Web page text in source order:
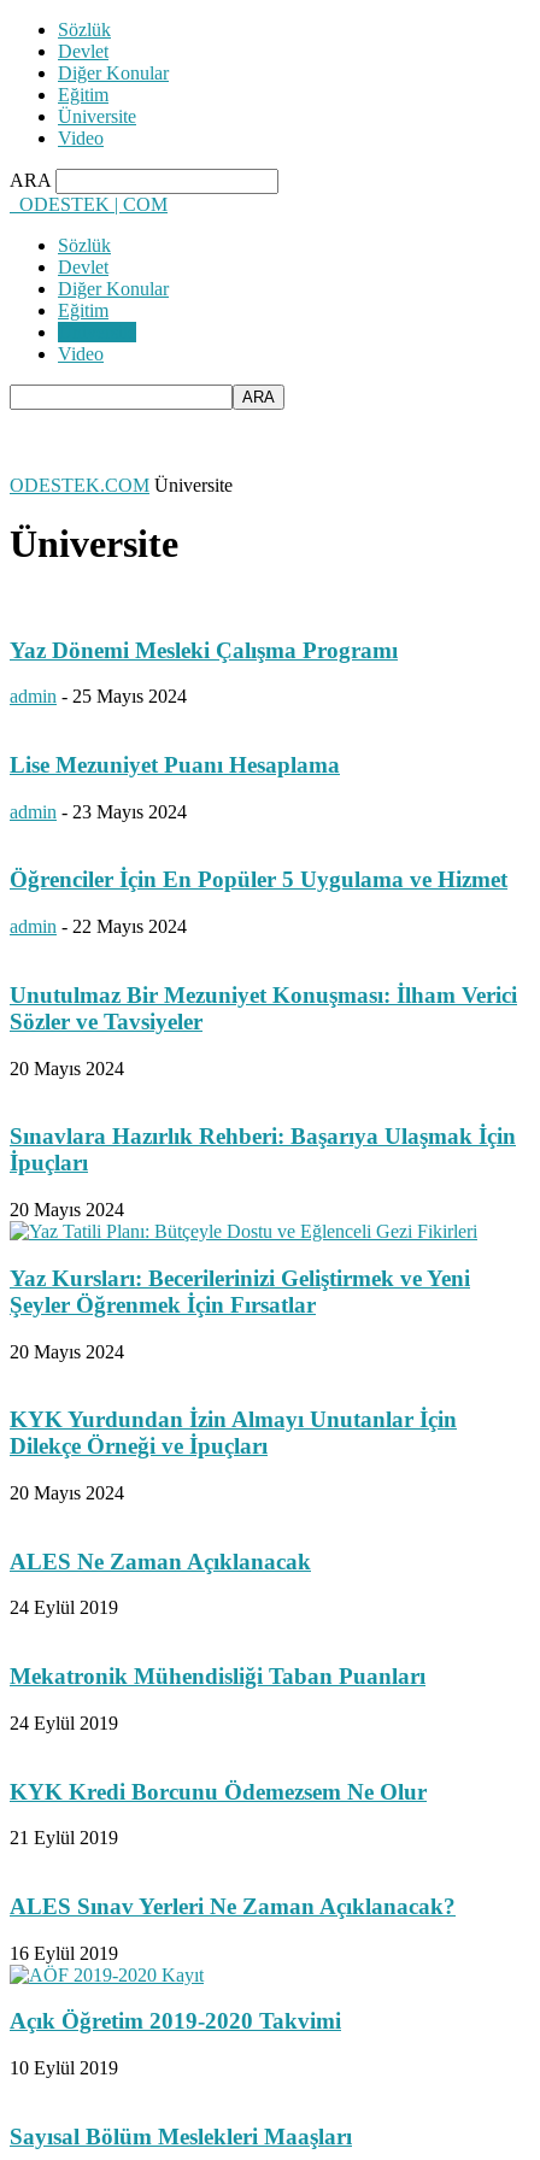
Sözlük
Devlet
Diğer Konular
Eğitim
Üniversite
Video
ARA
ODESTEK | COM
Sözlük
Devlet
Diğer Konular
Eğitim
Video
ODESTEK.COM Üniversite
Üniversite
Yaz Dönemi Mesleki Çalışma Programı
admin - 25 Mayıs 2024
Lise Mezuniyet Puanı Hesaplama
admin - 23 Mayıs 2024
Öğrenciler İçin En Popüler 5 Uygulama ve Hizmet
admin - 22 Mayıs 2024
Unutulmaz Bir Mezuniyet Konuşması: İlham Verici
Sözler ve Tavsiyeler
20 Mayıs 2024
Sınavlara Hazırlık Rehberi: Başarıya Ulaşmak İçin
İpuçları
20 Mayıs 2024
Yaz Kursları: Becerilerinizi Geliştirmek ve Yeni
Şeyler Öğrenmek İçin Fırsatlar
20 Mayıs 2024
KYK Yurdundan İzin Almayı Unutanlar İçin
Dilekçe Örneği ve İpuçları
20 Mayıs 2024
ALES Ne Zaman Açıklanacak
24 Eylül 2019
Mekatronik Mühendisliği Taban Puanları
24 Eylül 2019
KYK Kredi Borcunu Ödemezsem Ne Olur
21 Eylül 2019
ALES Sınav Yerleri Ne Zaman Açıklanacak?
16 Eylül 2019
Açık Öğretim 2019-2020 Takvimi
10 Eylül 2019
Sayısal Bölüm Meslekleri Maaşları